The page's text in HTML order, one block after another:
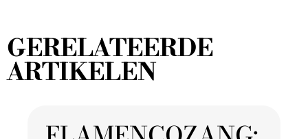
GERELATEERDE
ARTIKELEN